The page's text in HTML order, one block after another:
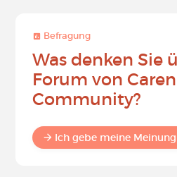
Befragung
Was denken Sie
Forum von
Community?
Ich gebe meine